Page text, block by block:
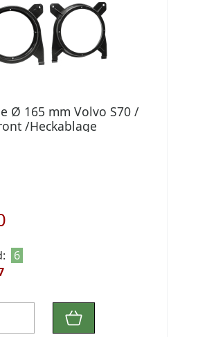
Ø 165 mm Volvo S70 /
/Heckablage
6